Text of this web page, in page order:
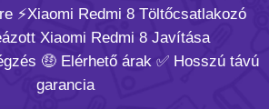
⚡️Xiaomi Redmi 8 Töltőcsatlakozó
Xiaomi Redmi 8 Javítása
🤑 Elérhető árak ✅ Hosszú távú
garancia